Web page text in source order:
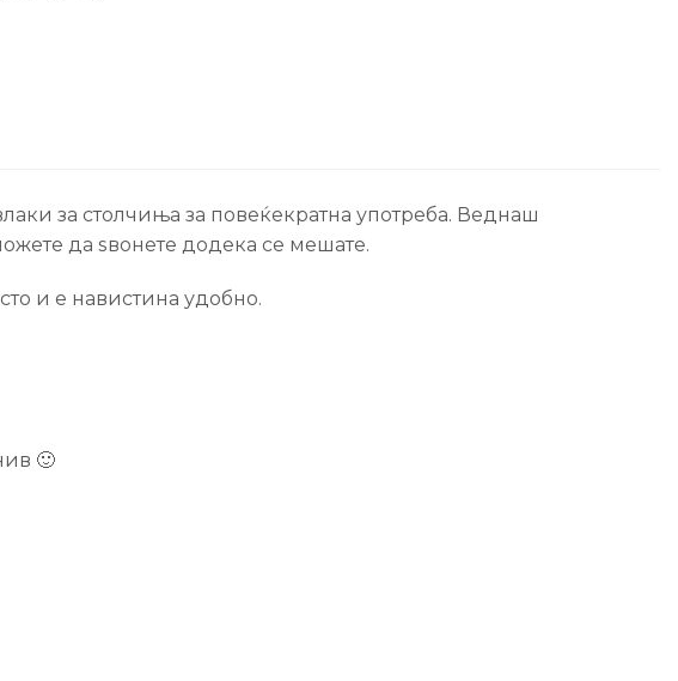
за столчиња за повеќекратна употреба. Веднаш
да ѕвонете додека се мешате.
и е навистина удобно.
🙂